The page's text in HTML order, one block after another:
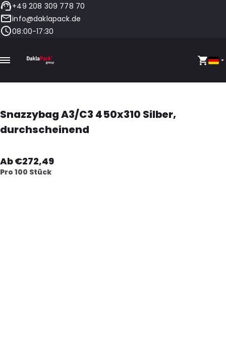
+49 208 309 778 70
info@daklapack.de
08:00-17:30
Snazzybag A3/C3 450x310 Silber,
durchscheinend
Ab €272,49
Pro 100 Stück